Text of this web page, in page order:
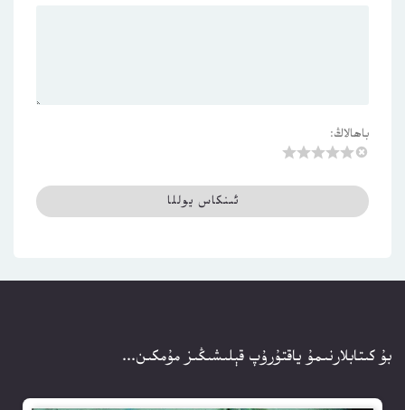
باھالاڭ:
بۇ كىتابلارنىمۇ ياقتۇرۇپ قېلىشىڭىز مۇمكىن...